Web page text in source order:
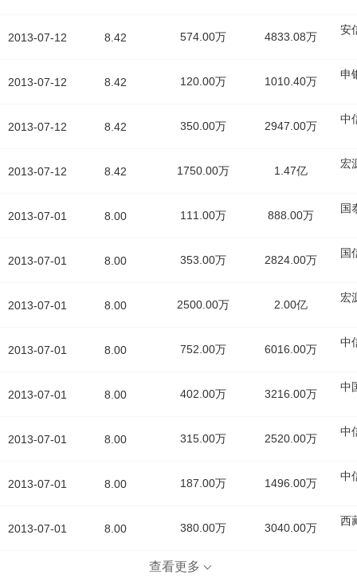
2013-07-12
2013-07-12
2013-07-12
2013-07-12
2013-07-01
2013-07-01
2013-07-01
2013-07-01
2013-07-01
2013-07-01
2013-07-01
2013-07-01
8.42 574.00万 4833.08万
安
8.42 120.00万 1010.40万
申
8.42 350.00万 2947.00万
中
8.42 1750.00万 1.47亿
宏
8.00 111.00万 888.00万
国
8.00 353.00万 2824.00万
国
8.00 2500.00万 2.00亿
宏
8.00 752.00万 6016.00万
中
8.00 402.00万 3216.00万
中
8.00 315.00万 2520.00万
中
8.00 187.00万 1496.00万
中
8.00 380.00万 3040.00万
西
查看更多